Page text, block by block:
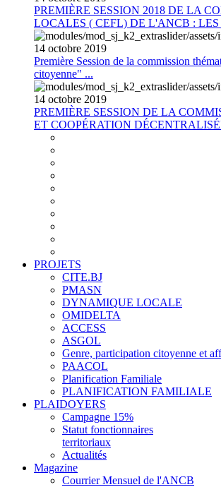
PREMIÈRE SESSION 2018 DE LA
LOCALES ( CEFL) DE L'ANCB : LES
14 octobre 2019
Première Session de la commission
citoyenne" ...
14 octobre 2019
PREMIÈRE SESSION DE LA
ET COOPÉRATION
PROJETS
CITE.BJ
PMASN
DYNAMIQUE LOCALE
OMIDELTA
ACCESS
ASGOL
Genre, participation citoyenne et
PAACOL
Planification Familiale
PLANIFICATION FAMILIALE
PLAIDOYERS
Campagne 15%
Statut fonctionnaires
territoriaux
Actualités
Magazine
Courrier Mensuel de l'ANCB